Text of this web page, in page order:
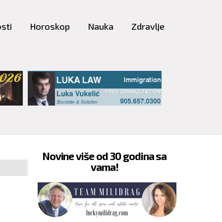
Horoskop Nauka Zdravlje
Novine više od 30 godina sa
vama!